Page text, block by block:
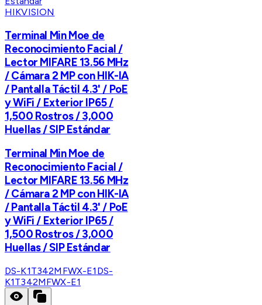
HIKVISION
Terminal Min Moe de
Reconocimiento Facial /
Lector MIFARE 13.56 MHz
/ Cámara 2 MP con HIK-IA
/ Pantalla Táctil 4.3' / PoE
y WiFi / Exterior IP65 /
1,500 Rostros / 3,000
Huellas / SIP Estándar
Terminal Min Moe de
Reconocimiento Facial /
Lector MIFARE 13.56 MHz
/ Cámara 2 MP con HIK-IA
/ Pantalla Táctil 4.3' / PoE
y WiFi / Exterior IP65 /
1,500 Rostros / 3,000
Huellas / SIP Estándar
DS-K1T342MFWX-E1 DS-
K1T342MFWX-E1